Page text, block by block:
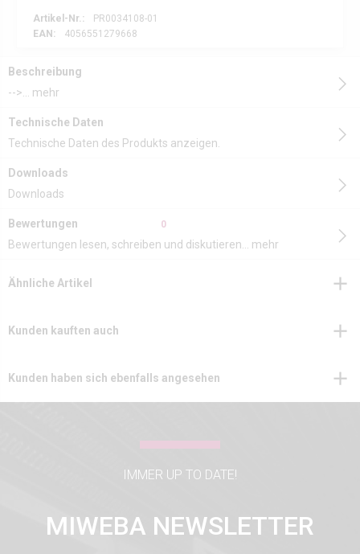
Artikel-Nr.:
PR0034108-01
EAN:
4056551279668
Beschreibung
-->...
mehr
Technische Daten
Technische Daten des Produkts anzeigen.
Downloads
Downloads
Bewertungen 0
Bewertungen lesen, schreiben und diskutieren... mehr
Ähnliche Artikel
Kunden kauften auch
Kunden haben sich ebenfalls angesehen
IMMER UP TO DATE!
MIWEBA NEWSLETTER